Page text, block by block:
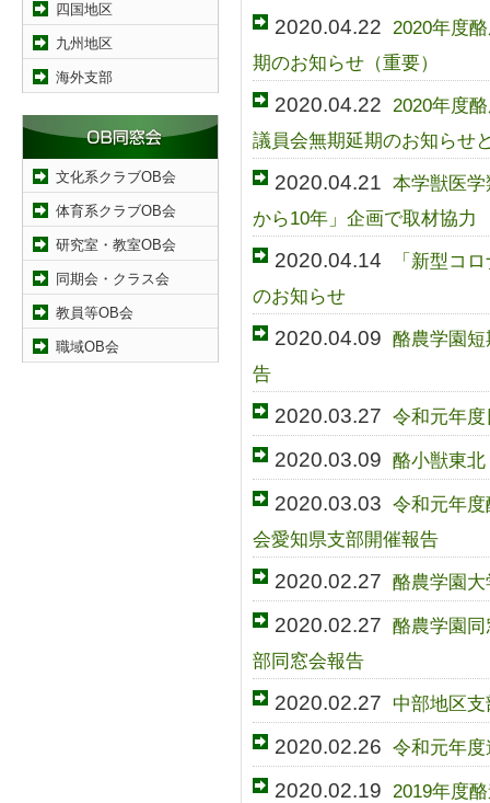
四国地区
九州地区
海外支部
文化系クラブOB会
体育系クラブOB会
研究室・教室OB会
同期会・クラス会
教員等OB会
職域OB会
2020.04.22 2020年度
期のお知らせ（重要）
2020.04.22 2020年度
議員会無期延期のお知らせ
2020.04.21 本学獣医
から10年」企画で取材協力
2020.04.14
「新型コ
のお知らせ
2020.04.09 酪農学園
告
2020.03.27 令和元年
2020.03.09 酪小獣東
2020.03.03 令和元年
会愛知県支部開催報告
2020.02.27 酪農学園
2020.02.27 酪農学園
部同窓会報告
2020.02.27 中部地区
2020.02.26 令和元年
2020.02.19 2019年度